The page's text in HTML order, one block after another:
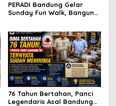
PERADI Bandung Gelar
Sunday Fun Walk, Bangun
76 Tahun Bertahan, Panci
Legendaris Asal Bandung